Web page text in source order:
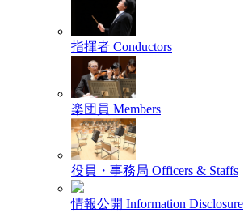
指揮者 Conductors
楽団員 Members
役員・事務局 Officers & Staffs
情報公開 Information Disclosure